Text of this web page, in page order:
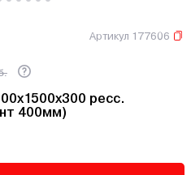
Артикул 177606
ресс.
400мм)